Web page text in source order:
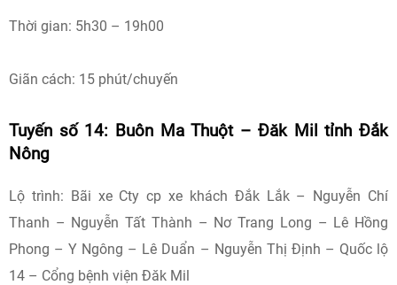
Thời gian: 5h30 – 19h00
Giãn cách: 15 phút/chuyến
Tuyến số 14: Buôn Ma Thuột – Đăk Mil tỉnh Đắk
Nông
Lộ trình: Bãi xe Cty cp xe khách Đắk Lắk – Nguyễn Chí
Thanh – Nguyễn Tất Thành – Nơ Trang Long – Lê Hồng
Phong – Y Ngông – Lê Duẩn – Nguyễn Thị Định – Quốc lộ
14 – Cổng bệnh viện Đăk Mil